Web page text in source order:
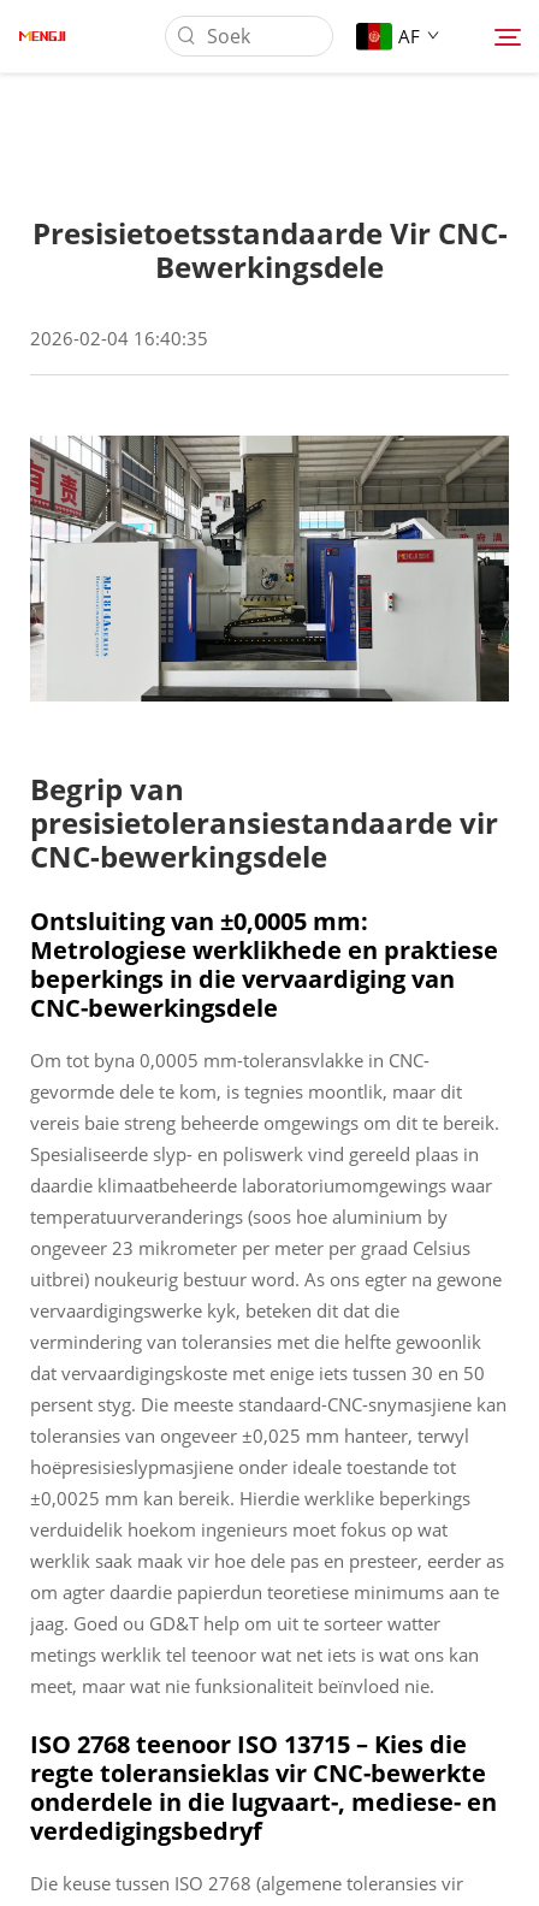
AF
Produk
Aflaai
Nuus
Kontak Ons
Presisietoetsstandaarde Vir CNC-
Bewerkingsdele
2026-02-04 16:40:35
Begrip van
presisietoleransiestandaarde vir
CNC-bewerkingsdele
Ontsluiting van ±0,0005 mm:
Metrologiese werklikhede en praktiese
beperkings in die vervaardiging van
CNC-bewerkingsdele
Om tot byna 0,0005 mm-toleransvlakke in CNC-
gevormde dele te kom, is tegnies moontlik, maar dit
vereis baie streng beheerde omgewings om dit te bereik.
Spesialiseerde slyp- en poliswerk vind gereeld plaas in
daardie klimaatbeheerde laboratoriumomgewings waar
temperatuurveranderings (soos hoe aluminium by
ongeveer 23 mikrometer per meter per graad Celsius
uitbrei) noukeurig bestuur word. As ons egter na gewone
vervaardigingswerke kyk, beteken dit dat die
vermindering van toleransies met die helfte gewoonlik
dat vervaardigingskoste met enige iets tussen 30 en 50
persent styg. Die meeste standaard-CNC-snymasjiene kan
toleransies van ongeveer ±0,025 mm hanteer, terwyl
hoëpresisieslypmasjiene onder ideale toestande tot
±0,0025 mm kan bereik. Hierdie werklike beperkings
verduidelik hoekom ingenieurs moet fokus op wat
werklik saak maak vir hoe dele pas en presteer, eerder as
om agter daardie papierdun teoretiese minimums aan te
jaag. Goed ou GD&T help om uit te sorteer watter
metings werklik tel teenoor wat net iets is wat ons kan
meet, maar wat nie funksionaliteit beïnvloed nie.
ISO 2768 teenoor ISO 13715 – Kies die
regte toleransieklas vir CNC-bewerkte
onderdele in die lugvaart-, mediese- en
verdedigingsbedryf
Die keuse tussen ISO 2768 (algemene toleransies vir